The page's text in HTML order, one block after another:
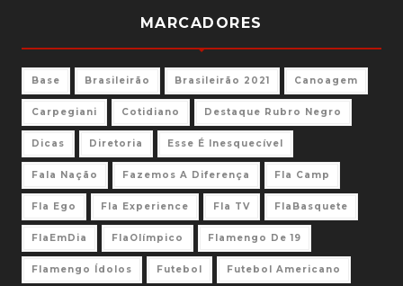
MARCADORES
Base Brasileirão Brasileirão 2021 Canoagem
Carpegiani Cotidiano Destaque Rubro Negro
Dicas Diretoria Esse É Inesquecível
Fala Nação Fazemos A Diferença Fla Camp
Fla Ego Fla Experience Fla TV FlaBasquete
FlaEmDia FlaOlímpico Flamengo De 19
Flamengo Ídolos Futebol Futebol Americano